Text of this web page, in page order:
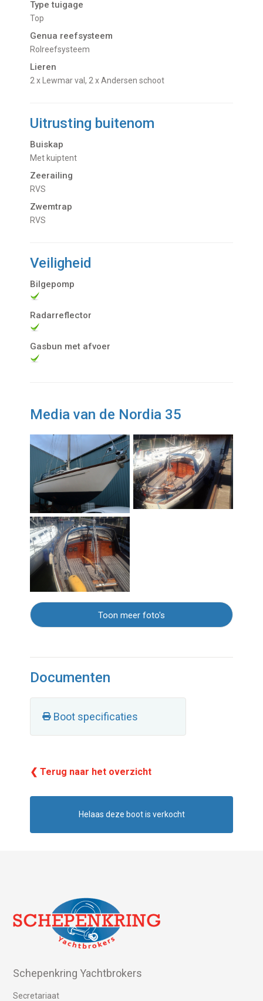
Type tuigage
Top
Genua reefsysteem
Rolreefsysteem
Lieren
2 x Lewmar val, 2 x Andersen schoot
Uitrusting buitenom
Buiskap
Met kuiptent
Zeerailing
RVS
Zwemtrap
RVS
Veiligheid
Bilgepomp
Radarreflector
Gasbun met afvoer
Media van de Nordia 35
Toon meer foto's
Documenten
Boot specificaties
❮ Terug naar het overzicht
Helaas deze boot is verkocht
Schepenkring Yachtbrokers
Secretariaat